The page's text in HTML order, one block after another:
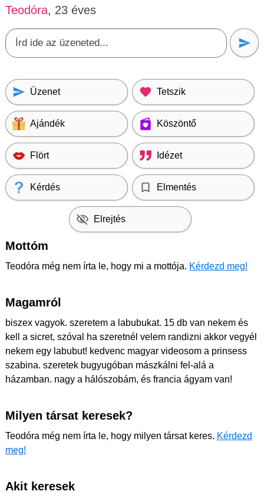
Teodóra, 23 éves
Üzenet Tetszik
Ajándék Köszöntő
Flört Idézet
Kérdés Elmentés
Elrejtés
Mottóm
Teodóra még nem írta le, hogy mi a mottója. Kérdezd meg!
Magamról
biszex vagyok. szeretem a labubukat. 15 db van nekem és
kell a sicret, szóval ha szeretnél velem randizni akkor vegyél
nekem egy labubut! kedvenc magyar videosom a prinsess
szabina. szeretek bugyugóban mászkálni fel-alá a
házamban. nagy a hálószobám, és francia ágyam van!
Milyen társat keresek?
Teodóra még nem írta le, hogy milyen társat keres. Kérdezd
meg!
Akit keresek